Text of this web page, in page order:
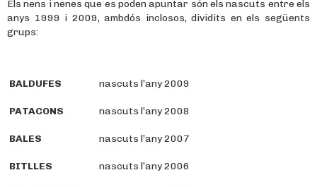
Els nens i nenes que es poden apuntar són els nascuts entre els
anys 1999 i 2009, ambdós inclosos, dividits en els següents
grups:
BALDUFES nascuts l’any 2009
PATACONS nascuts l’any 2008
BALES nascuts l’any 2007
BITLLES nascuts l’any 2006